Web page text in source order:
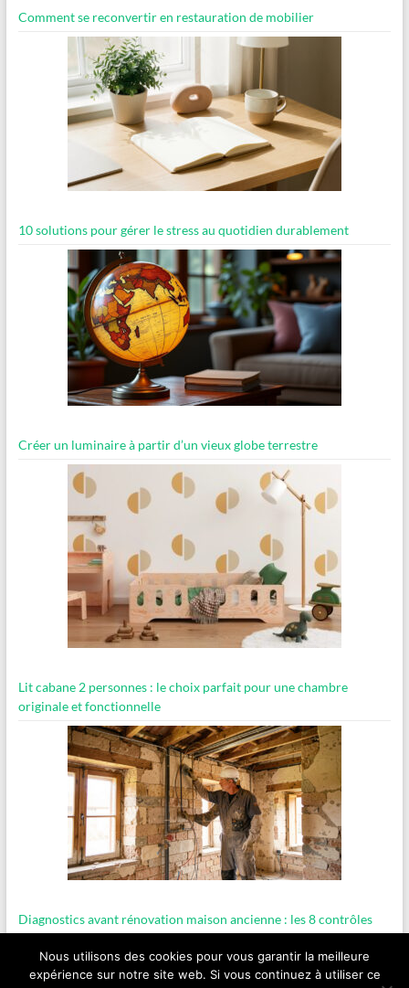
Comment se reconvertir en restauration de mobilier
10 solutions pour gérer le stress au quotidien durablement
Créer un luminaire à partir d’un vieux globe terrestre
Lit cabane 2 personnes : le choix parfait pour une chambre
originale et fonctionnelle
Diagnostics avant rénovation maison ancienne : les 8 contrôles
essentiels
Nous utilisons des cookies pour vous garantir la meilleure
expérience sur notre site web. Si vous continuez à utiliser ce